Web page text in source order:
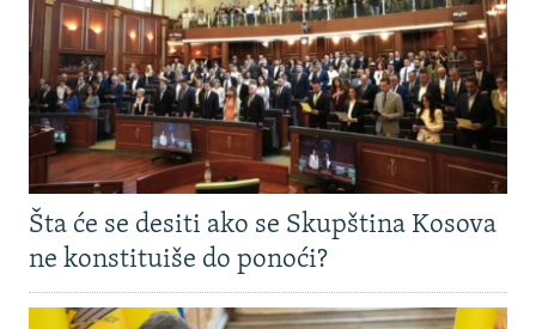
Šta će se desiti ako se Skupština Kosova
ne konstituiše do ponoći?